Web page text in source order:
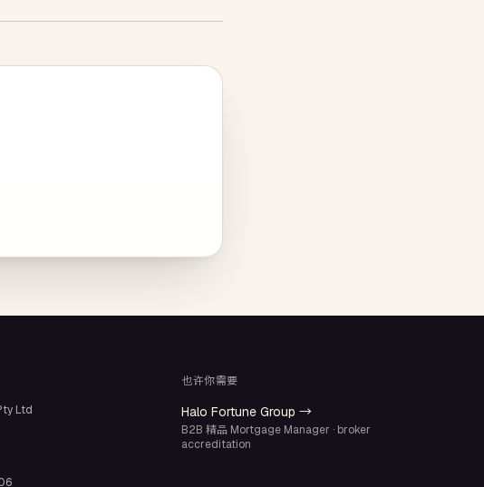
Ltd
也许你需要
Halo Fortune Group →
B2B 精品 Mortgage Manager · broker
accreditation